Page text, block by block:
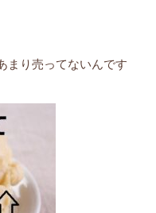
まり売ってないんです